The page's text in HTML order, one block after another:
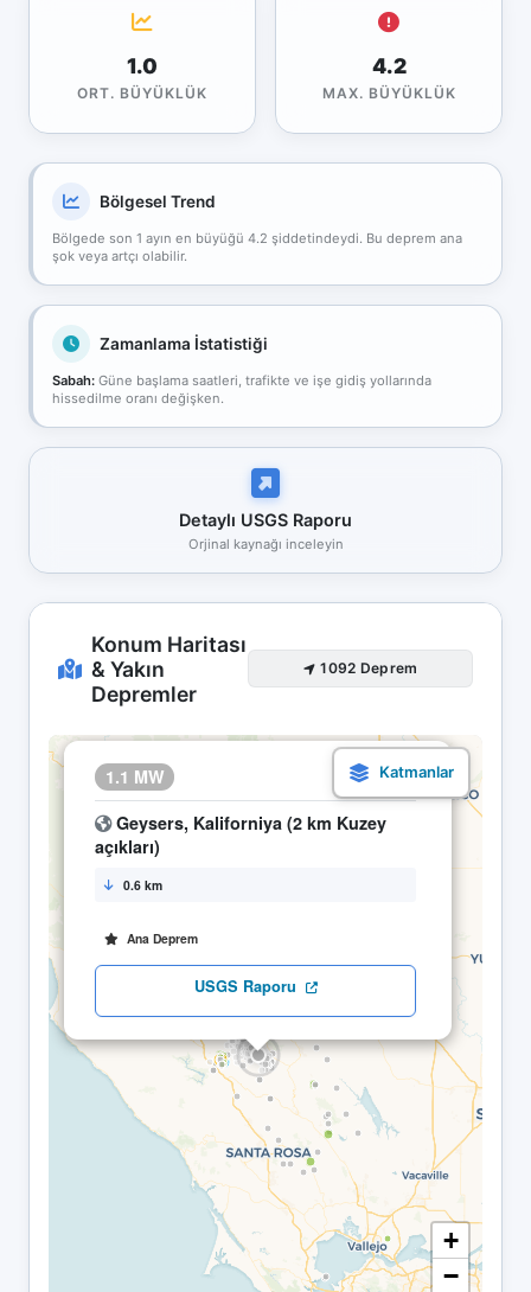
1.0
ORT. BÜYÜKLÜK
4.2
MAX. BÜYÜKLÜK
Bölgesel Trend
Bölgede son 1 ayın en büyüğü 4.2 şiddetindeydi. Bu deprem ana
şok veya artçı olabilir.
Zamanlama İstatistiği
Sabah: Güne başlama saatleri, trafikte ve işe gidiş yollarında
hissedilme oranı değişken.
Detaylı USGS Raporu
Orjinal kaynağı inceleyin
Konum Haritası
& Yakın
Depremler
1092 Deprem
1.1 MW 07.05 09:41
Geysers, Kaliforniya (2 km Kuzey
açıkları)
0.6 km
Ana Deprem
USGS Raporu
×
+
−